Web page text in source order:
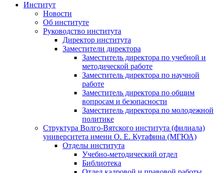
Институт
Новости
Об институте
Руководство института
Директор института
Заместители директора
Заместитель директора по учебной и
методической работе
Заместитель директора по научной
работе
Заместитель директора по общим
вопросам и безопасности
Заместитель директора по молодежной
политике
Структура Волго-Вятского института (филиала)
университета имени О. Е. Кутафина (МГЮА)
Отделы института
Учебно-методический отдел
Библиотека